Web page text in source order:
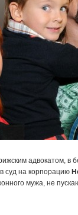
адвокатом, в
суд на корпорацию
мужа, не